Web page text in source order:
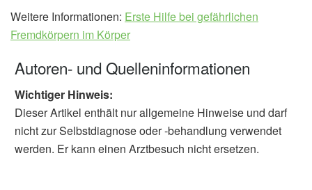
Weitere Informationen: Erste Hilfe bei gefährlichen
Fremdkörpern im Körper
Autoren- und Quelleninformationen
Wichtiger Hinweis:
Dieser Artikel enthält nur allgemeine Hinweise und darf
nicht zur Selbstdiagnose oder -behandlung verwendet
werden. Er kann einen Arztbesuch nicht ersetzen.